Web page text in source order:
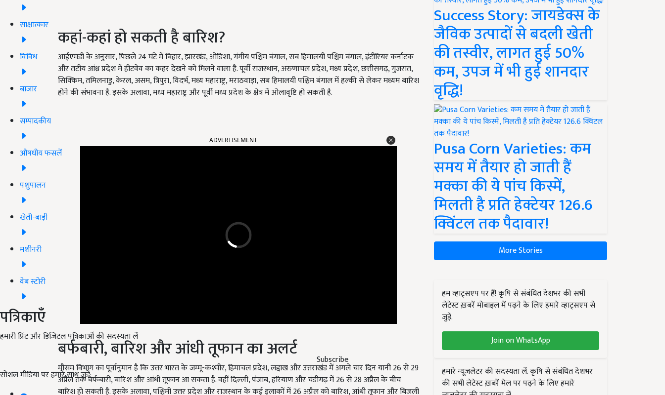
साक्षात्कार
विविध
बाजार
सम्पादकीय
औषधीय फसलें
पशुपालन
खेती-बाड़ी
मशीनरी
वेब स्टोरी
पत्रिकाएँ
हमारी प्रिंट और डिजिटल पत्रिकाओं की सदस्यता लें
Subscribe
सोशल मीडिया पर हमारे साथ जुड़ें:
कहां-कहां हो सकती है बारिश?
आईएमडी के अनुसार, पिछले 24 घंटे में बिहार, झारखंड, ओडिशा, गंगीय पश्चिम बंगाल, सब हिमालयी पश्चिम बंगाल, इंटीरियर कर्नाटक
और तटीय आंध्र प्रदेश में हीटवेव का कहर देखने को मिलने वाला है. पूर्वी राजस्थान, अरुणाचल प्रदेश, मध्य प्रदेश, छत्तीसगढ़, गुजरात,
सिक्किम, तमिलनाडु, केरल, असम, त्रिपुरा, विदर्भ, मध्य महाराष्ट्र, मराठवाड़ा, सब हिमालयी पश्चिम बंगाल में हल्की से लेकर मध्यम बारिश
होने की संभावना है. इसके अलावा, मध्य महाराष्ट्र और पूर्वी मध्य प्रदेश के क्षेत्र में ओलावृष्टि हो सकती है.
बर्फबारी, बारिश और आंधी तूफान का अलर्ट
मौसम विभाग का पूर्वानुमान है कि उत्तर भारत के जम्मू-कश्मीर, हिमाचल प्रदेश, लद्दाख और उत्तराखंड में अगले चार दिन यानी 26 से 29
अप्रैल तक बर्फबारी, बारिश और आंधी तूफान आ सकता है. वहीं दिल्ली, पंजाब, हरियाण और चंडीगढ़ में 26 से 28 अप्रैल के बीच
बारिश हो सकती है. इसके अलावा, पश्चिमी उत्तर प्रदेश और राजस्थान के कई इलाकों में 26 अप्रैल को बारिश, आंधी तूफान और बिजली
कड़कने की संभावना है. आईएमडी के अनुसार, 26 - 27 अप्रैल को पंजाब, हरियाणा और 26 अप्रैल को पूर्वी राजस्थान में ओले गिर
Success Story: जायडेक्स के
जैविक उत्पादों से बदली खेती
की तस्वीर, लागत हुई 50%
कम, उपज में भी हुई शानदार
वृद्धि!
Pusa Corn Varieties: कम
समय में तैयार हो जाती हैं
मक्का की ये पांच किस्में,
मिलती है प्रति हेक्टेयर 126.6
क्विंटल तक पैदावार!
More Stories
हम व्हाट्सएप पर हैं! कृषि से संबंधित देशभर की सभी
लेटेस्ट ख़बरें मोबाइल में पढ़ने के लिए हमारे व्हाट्सएप से
जुड़ें.
Join on WhatsApp
हमारे न्यूज़लेटर की सदस्यता लें. कृषि से संबंधित देशभर
की सभी लेटेस्ट ख़बरें मेल पर पढ़ने के लिए हमारे